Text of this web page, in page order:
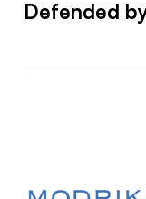
Defended